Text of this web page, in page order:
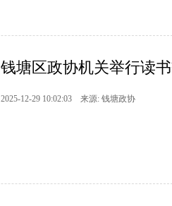
钱塘区政协机关举行读
2025-12-29 10:02:03 来源: 钱塘政协